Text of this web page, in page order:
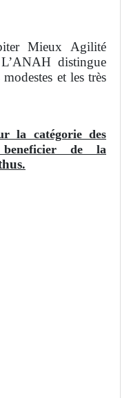
Mieux Agilité
distingue
et les très
la catégorie des
beneficier de la
.